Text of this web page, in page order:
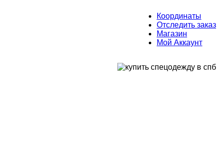
Координаты
Отследить заказ
Магазин
Мой Аккаунт